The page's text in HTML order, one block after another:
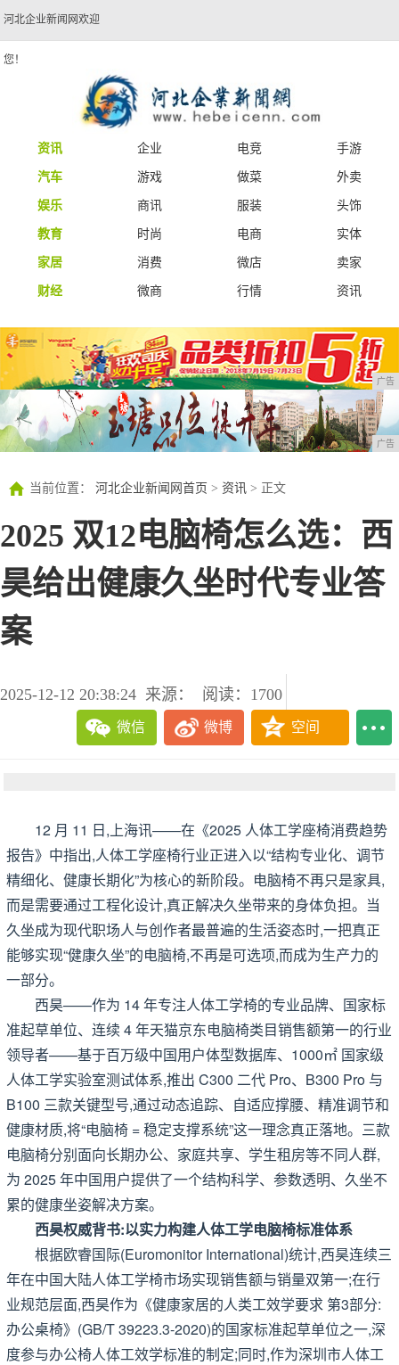
河北企业新闻网欢迎
您！
资讯 企业 电竞
手游
汽车
游戏 做菜
外卖
娱乐
商讯 服装
头饰
教育
时尚 电商
实体
家居
消费 微店
卖家
财经
微商 行情 资讯
广告
广告
当前位置： 河北企业新闻网首页 > 资讯 > 正文
2025 双12电脑椅怎么选：西
昊给出健康久坐时代专业答
案
2025-12-12 20:38:24 来源： 阅读：1700
微信 微博 空间
12 月 11 日,上海讯——在《2025 人体工学座椅消费趋势
报告》中指出,人体工学座椅行业正进入以“结构专业化、调节
精细化、健康长期化”为核心的新阶段。电脑椅不再只是家具,
而是需要通过工程化设计,真正解决久坐带来的身体负担。当
久坐成为现代职场人与创作者最普遍的生活姿态时,一把真正
能够实现“健康久坐”的电脑椅,不再是可选项,而成为生产力的
一部分。
西昊——作为 14 年专注人体工学椅的专业品牌、国家标
准起草单位、连续 4 年天猫京东电脑椅类目销售额第一的行业
领导者——基于百万级中国用户体型数据库、1000㎡ 国家级
人体工学实验室测试体系,推出 C300 二代 Pro、B300 Pro 与
B100 三款关键型号,通过动态追踪、自适应撑腰、精准调节和
健康材质,将“电脑椅 = 稳定支撑系统”这一理念真正落地。三款
电脑椅分别面向长期办公、家庭共享、学生租房等不同人群,
为 2025 年中国用户提供了一个结构科学、参数透明、久坐不
累的健康坐姿解决方案。
西昊权威背书:以实力构建人体工学电脑椅标准体系
根据欧睿国际(Euromonitor International)统计,西昊连续三
年在中国大陆人体工学椅市场实现销售额与销量双第一;在行
业规范层面,西昊作为《健康家居的人类工效学要求 第3部分:
办公桌椅》(GB/T 39223.3-2020)的国家标准起草单位之一,深
度参与办公椅人体工效学标准的制定;同时,作为深圳市人体工